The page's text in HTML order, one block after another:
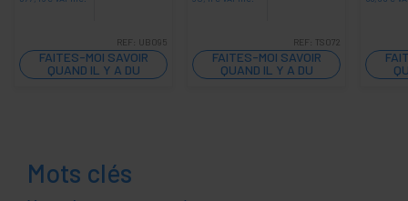
REF: UB095
FAITES-MOI SAVOIR
QUAND IL Y A DU
STOCK
REF: TS072
FAITES-MOI SAVOIR
QUAND IL Y A DU
STOCK
Mots clés